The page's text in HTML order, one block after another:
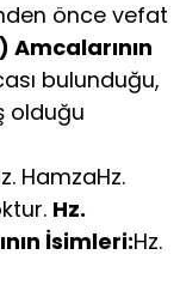
önce vefat
bulunduğu,
olduğu
HamzaHz.
Hz.
İsimleri:Hz.